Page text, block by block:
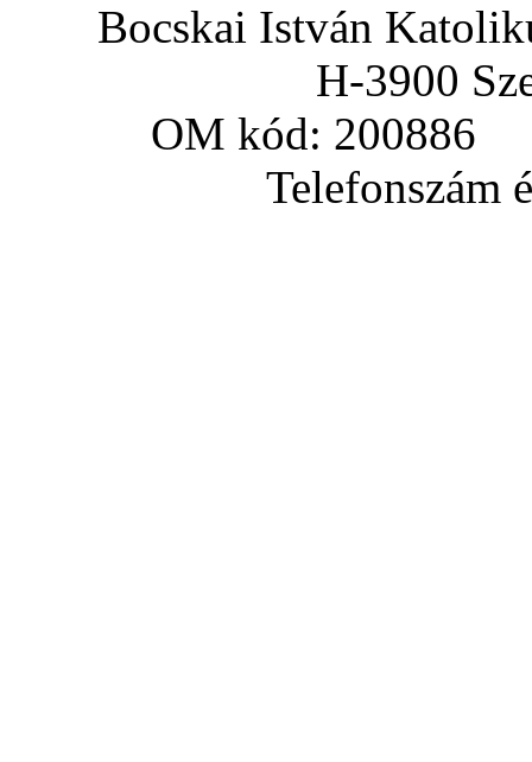
Bocskai István
H-3900
OM kód: 200886
Telefonszám